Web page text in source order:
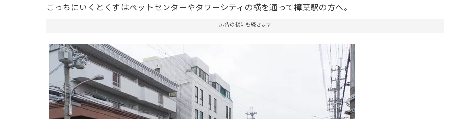
こっちにいくとくずはペットセンターやタワーシティの横を通って樟葉駅の方へ。
広告の後にも続きます